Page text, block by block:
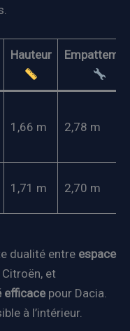
Hauteur
1,66 m 2,78 m
1,71 m 2,70 m
dualité entre espace
et
efficacepour Dacia.
à l’intérieur.